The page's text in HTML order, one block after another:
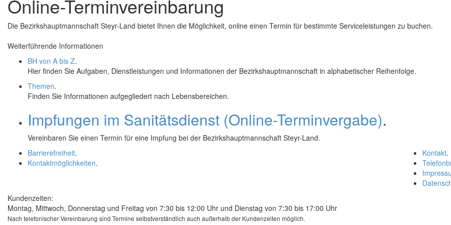
Online-Terminvereinbarung
Die Bezirkshauptmannschaft Steyr-Land bietet Ihnen die Möglichkeit, online einen Termin für bestimmte Serviceleistungen zu buchen.
Weiterführende Informationen
BH von A bis Z.
Hier finden Sie Aufgaben, Dienstleistungen und Informationen der Bezirkshauptmannschaft in alphabetischer Reihenfolge.
Themen.
Finden Sie Informationen aufgegliedert nach Lebensbereichen.
Impfungen im Sanitätsdienst (Online-Terminvergabe).
Vereinbaren Sie einen Termin für eine Impfung bei der Bezirkshauptmannschaft Steyr-Land.
Kontakt.
Barrierefreiheit.
Kontaktmöglichkeiten.
Kundenzeiten:
Montag, Mittwoch, Donnerstag und Freitag von 7:30 bis 12:00 Uhr und Dienstag von 7:30 bis 17:00 Uhr
Nach telefonischer Vereinbarung sind Termine selbstverständlich auch außerhalb der Kundenzeiten möglich.